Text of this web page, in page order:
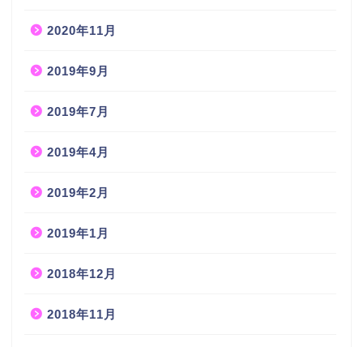
2020年11月
2019年9月
2019年7月
2019年4月
2019年2月
2019年1月
2018年12月
2018年11月